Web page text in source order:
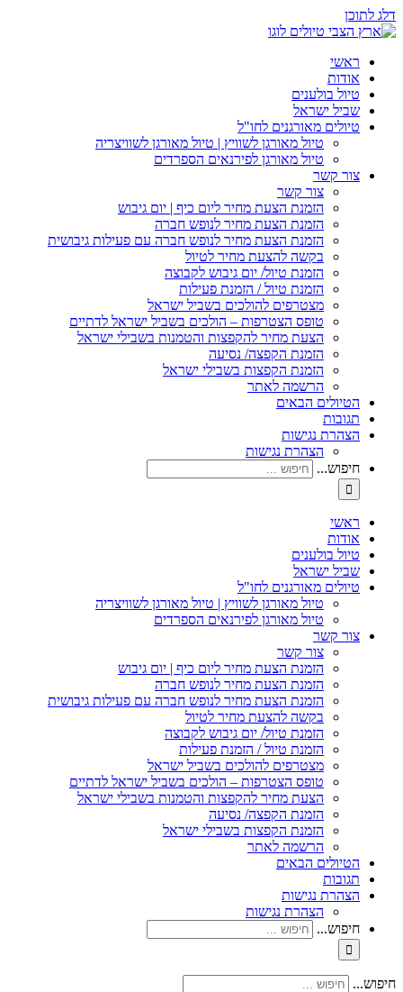
דלג לתוכן
ראשי
אודות
טיול בולענים
שביל ישראל
טיולים מאורגנים לחו"ל
טיול מאורגן לשוויץ | טיול מאורגן לשוויצריה
טיול מאורגן לפירנאים הספרדים
צור קשר
צור קשר
הזמנת הצעת מחיר ליום כיף | יום גיבוש
הזמנת הצעת מחיר לנופש חברה
הזמנת הצעת מחיר לנופש חברה עם פעילות גיבושית
בקשה להצעת מחיר לטיול
הזמנת טיול/ יום גיבוש לקבוצה
הזמנת טיול / הזמנת פעילות
מצטרפים להולכים בשביל ישראל
טופס הצטרפות – הולכים בשביל ישראל לדתיים
הצעת מחיר להקפצות והטמנות בשבילי ישראל
הזמנת הקפצה/ נסיעה
הזמנת הקפצות בשבילי ישראל
הרשמה לאתר
הטיולים הבאים
תגובות
הצהרת נגישות
הצהרת נגישות
חיפוש...
ראשי
אודות
טיול בולענים
שביל ישראל
טיולים מאורגנים לחו"ל
טיול מאורגן לשוויץ | טיול מאורגן לשוויצריה
טיול מאורגן לפירנאים הספרדים
צור קשר
צור קשר
הזמנת הצעת מחיר ליום כיף | יום גיבוש
הזמנת הצעת מחיר לנופש חברה
הזמנת הצעת מחיר לנופש חברה עם פעילות גיבושית
בקשה להצעת מחיר לטיול
הזמנת טיול/ יום גיבוש לקבוצה
הזמנת טיול / הזמנת פעילות
מצטרפים להולכים בשביל ישראל
טופס הצטרפות – הולכים בשביל ישראל לדתיים
הצעת מחיר להקפצות והטמנות בשבילי ישראל
הזמנת הקפצה/ נסיעה
הזמנת הקפצות בשבילי ישראל
הרשמה לאתר
הטיולים הבאים
תגובות
הצהרת נגישות
הצהרת נגישות
חיפוש...
חיפוש...